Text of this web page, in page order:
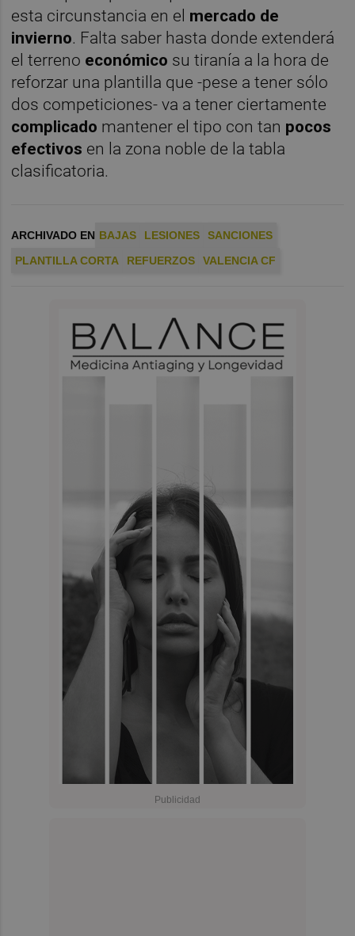
esta circunstancia en el mercado de
invierno. Falta saber hasta donde extenderá
el terreno económico su tiranía a la hora de
reforzar una plantilla que -pese a tener sólo
dos competiciones- va a tener ciertamente
complicado mantener el tipo con tan pocos
efectivos en la zona noble de la tabla
clasificatoria.
ARCHIVADO EN BAJAS LESIONES
SANCIONES
PLANTILLA CORTA
REFUERZOS VALENCIA CF